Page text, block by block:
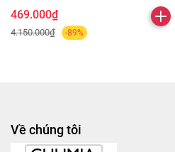
Phù hợp với mọi đối tượng yêu
bắt đầu đến người đã quen với
tạp hơn. Bảng phấn này thích
🌟
Ưu điểm nổi bật
Bảng phấn với 6 ô màu linh
469.000₫
4.150.000₫ -89%
Về chúng tôi